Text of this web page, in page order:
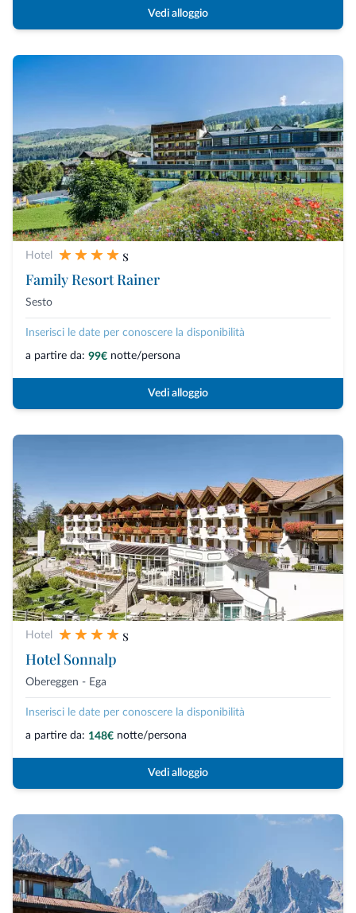
Vedi alloggio
Hotel
s
Family Resort Rainer
Sesto
Inserisci le date per conoscere la disponibilità
a partire da: 99€ notte/persona
Vedi alloggio
Hotel
s
Hotel Sonnalp
Obereggen - Ega
Inserisci le date per conoscere la disponibilità
a partire da: 148€ notte/persona
Vedi alloggio